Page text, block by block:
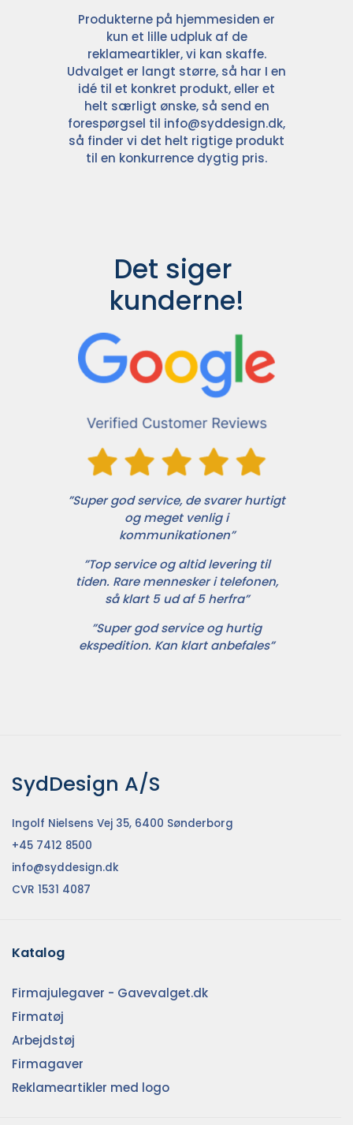
Produkterne på hjemmesiden er
kun et lille udpluk af de
reklameartikler, vi kan skaffe.
Udvalget er langt større, så har I en
idé til et konkret produkt, eller et
helt særligt ønske, så send en
forespørgsel til info@syddesign.dk,
så finder vi det helt rigtige produkt
til en konkurrence dygtig pris.
Det siger
kunderne!
”Super god service, de svarer hurtigt
og meget venlig i
kommunikationen”
”Top service og altid levering til
tiden. Rare mennesker i telefonen,
så klart 5 ud af 5 herfra”
”Super god service og hurtig
ekspedition. Kan klart anbefales”
SydDesign A/S
Ingolf Nielsens Vej 35, 6400 Sønderborg
+45 7412 8500
info@syddesign.dk
CVR 1531 4087
Katalog
Firmajulegaver - Gavevalget.dk
Firmatøj
Arbejdstøj
Firmagaver
Reklameartikler med logo